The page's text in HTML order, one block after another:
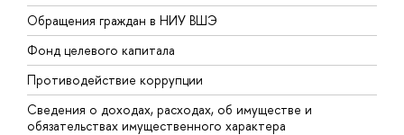
Обращения граждан в НИУ ВШЭ
Фонд целевого капитала
Противодействие коррупции
Сведения о доходах, расходах, об имуществе и
обязательствах имущественного характера